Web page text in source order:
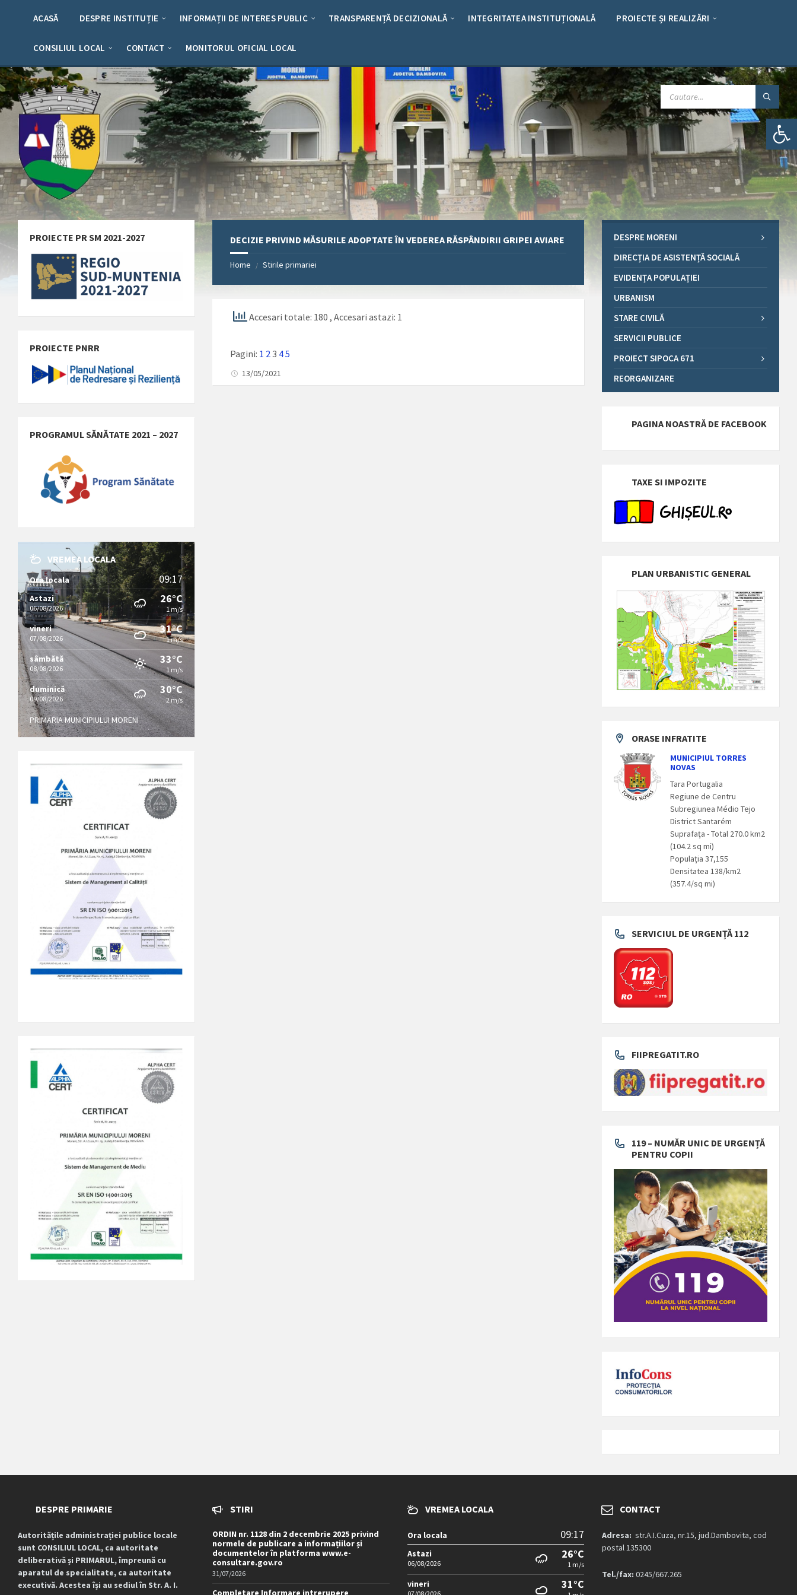
Deschide bara de unelte
ACASĂ DESPRE INSTITUȚIE INFORMAȚII DE INTERES PUBLIC TRANSPARENȚĂ DECIZIONALĂ INTEGRITATEA INSTITUȚIONALĂ PROIECTE ȘI REALIZĂRI
CONSILIUL LOCAL CONTACT MONITORUL OFICIAL LOCAL
CAUTARE:
DECIZIE PRIVIND MĂSURILE ADOPTATE ÎN VEDEREA RĂSPÂNDIRII GRIPEI AVIARE
Home / Stirile primariei
Accesari totale: 180, Accesari astazi: 1
Pagini: 1 2 3 45
13/05/2021
PROIECTE PR SM 2021-2027
PROIECTE PNRR
PROGRAMUL SĂNĂTATE 2021 – 2027
VREMEA LOCALA
Ora locala 09:17
Astazi
06/08/2026
26°C
1 m/s
vineri
07/08/2026
31°C
1 m/s
sâmbătă
08/08/2026
33°C
1 m/s
duminică
09/08/2026
30°C
2 m/s
PRIMARIA MUNICIPIULUI MORENI
DESPRE MORENI
DIRECȚIA DE ASISTENȚĂ SOCIALĂ
EVIDENȚA POPULAȚIEI
URBANISM
STARE CIVILĂ
SERVICII PUBLICE
PROIECT SIPOCA 671
REORGANIZARE
PAGINA NOASTRĂ DE FACEBOOK
TAXE SI IMPOZITE
PLAN URBANISTIC GENERAL
ORASE INFRATITE
MUNICIPIUL TORRES
NOVAS
Tara Portugalia
Regiune de Centru
Subregiunea Médio Tejo
District Santarém
Suprafaţa - Total 270.0 km2
(104.2 sq mi)
Populaţia 37,155
Densitatea 138/km2
(357.4/sq mi)
SERVICIUL DE URGENȚĂ 112
FIIPREGATIT.RO
119 – NUMĂR UNIC DE URGENȚĂ
PENTRU COPII
DESPRE PRIMARIE
Autoritățile administrației publice locale
sunt CONSILIUL LOCAL, ca autoritate
deliberativă și PRIMARUL, împreună cu
aparatul de specialitate, ca autoritate
executivă. Acestea își au sediul în Str. A. I.
STIRI
ORDIN nr. 1128 din 2 decembrie 2025 privind
normele de publicare a informațiilor și
documentelor în platforma www.e-
consultare.gov.ro
31/07/2026
VREMEA LOCALA
Ora locala 09:17
Astazi
06/08/2026
26°C
1 m/s
vineri 31°C
CONTACT
Adresa: str.A.I.Cuza, nr.15, jud.Dambovita, cod
postal 135300
Tel./fax: 0245/667.265